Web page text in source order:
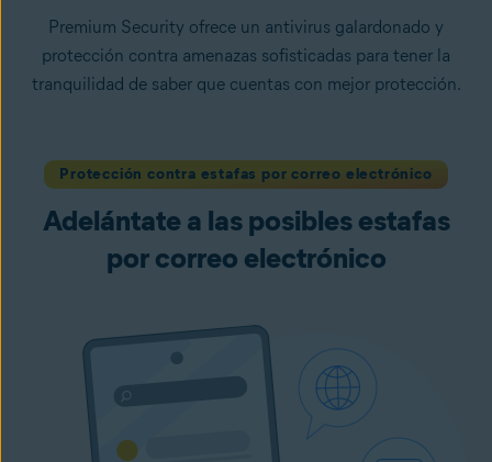
Premium Security ofrece un antivirus galardonado y
protección contra amenazas sofisticadas para tener la
tranquilidad de saber que cuentas con mejor protección.
Protección contra estafas por correo electrónico
Adelántate a las posibles estafas
por correo electrónico